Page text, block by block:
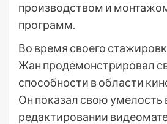
производством и
программ.
Во время своего
Жан продемонстрировал
способности в области
Он показал свою умелость
редактировании